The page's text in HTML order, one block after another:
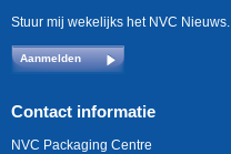
Stuur mij wekelijks het NVC Nieuws.
Aanmelden
Contact informatie
NVC Packaging Centre